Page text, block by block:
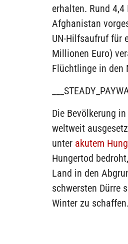
erhalten. Rund
Afghanistan
UN-Hilfsaufruf für
Millionen Euro)
Flüchtlinge in den
Die Bevölkerung
weltweit
unter akutem
Hungertod
Land in den
schwersten Dürre
Winter zu schaffen.